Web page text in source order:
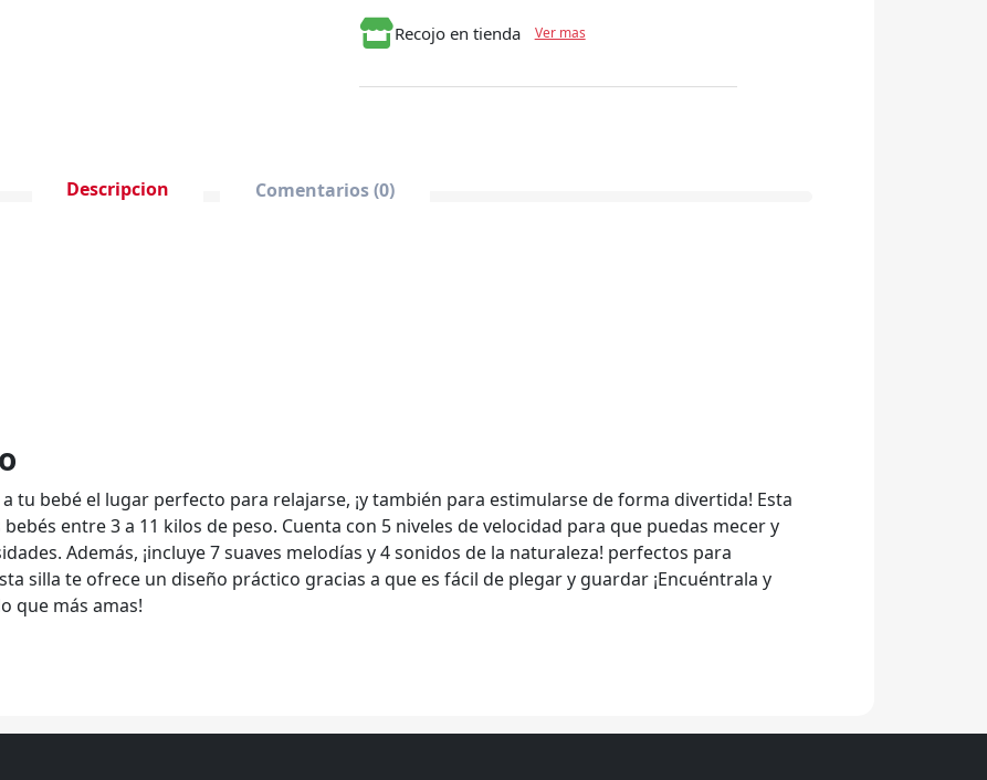
Recojo en tienda Ver mas
Descripcion Comentarios (0)
tu bebé el lugar perfecto para relajarse, ¡y también para estimularse de forma divertida! Esta
entre 3 a 11 kilos de peso. Cuenta con 5 niveles de velocidad para que puedas mecer y
Además, ¡incluye 7 suaves melodías y 4 sonidos de la naturaleza! perfectos para
silla te ofrece un diseño práctico gracias a que es fácil de plegar y guardar ¡Encuéntrala y
que más amas!